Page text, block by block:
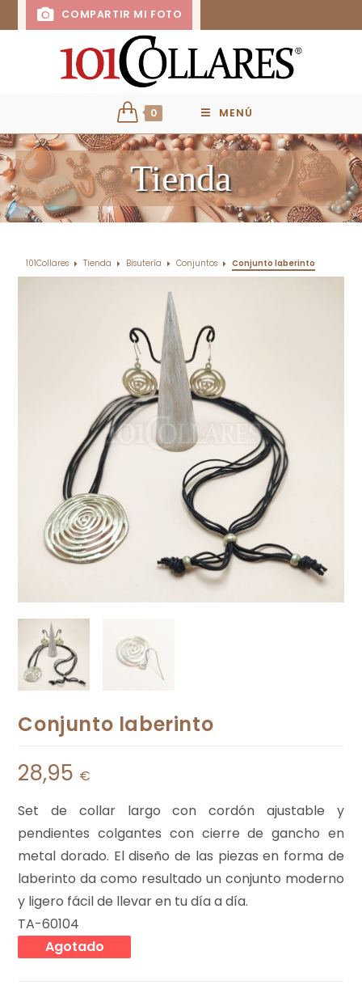
COMPARTIR MI FOTO
0 MENÚ
Tienda
101Collares Tienda Bisutería Conjuntos Conjunto laberinto
Conjunto laberinto
28,95 €
Set de collar largo con cordón ajustable y
pendientes colgantes con cierre de gancho en
metal dorado. El diseño de las piezas en forma de
laberinto da como resultado un conjunto moderno
y ligero fácil de llevar en tu día a día.
TA-60104
Agotado